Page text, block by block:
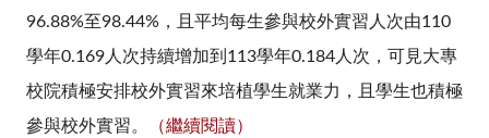
96.88%至98.44%，且平均每生參與校外實習人次由110
學年0.169人次持續增加到113學年0.184人次，可見大專
校院積極安排校外實習來培植學生就業力，且學生也積極
參與校外實習。
（繼續閱讀）